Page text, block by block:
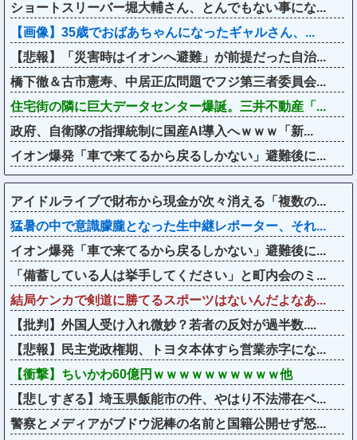
ショートスリーバー堀大輔さん、とんでもない事にな...
【画像】35歳でおばあちゃんになったギャルさん、...
【悲報】「災害時はイオンへ避難」が前提だった自治...
橋下徹＆古市憲寿、中居正広問題でフジ第三者委員会...
住宅街の隣に巨大データセンター爆誕。三井不動産「...
政府、自衛隊の指揮統制に国産AI導入へｗｗｗ「新...
イオン爆発「車で来てるから戻るしかない」避難後に...
アイドルライブで財布から現金が次々消える「複数の...
猛暑の中で意識朦朧となった生中継レポーター、それ...
イオン爆発「車で来てるから戻るしかない」避難後に...
「備蓄している人は挙手してください」と町内会のミ...
結局ケンカで剣道に勝てるスポーツはないんだよなあ...
【批判】外国人受け入れ微妙？若者の反対が過半数....
【悲報】民主党政権期、トヨタ本体すら営業赤字にな...
【衝撃】ちいかわ60億円ｗｗｗｗｗｗｗｗｗｗ他
【悲しすぎる】埼玉県飯能市の件、やはり不法滞在ベ...
警察とメディアがブドウ泥棒の名前と国籍公開せず怒...